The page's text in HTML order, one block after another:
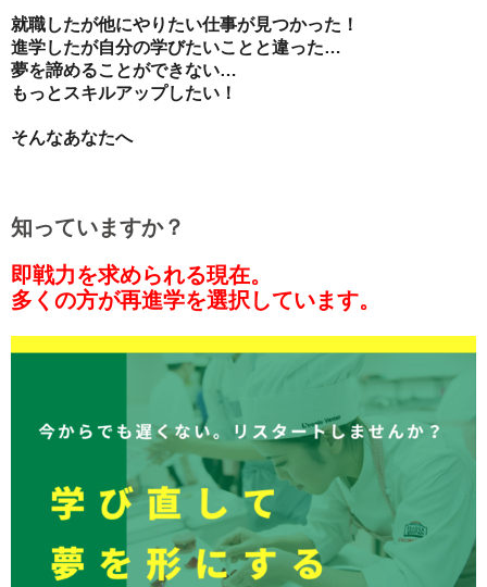
就職したが他にやりたい仕事が見つかった！
進学したが自分の学びたいことと違った…
夢を諦めることができない…
もっとスキルアップしたい！
そんなあなたへ
知っていますか？
即戦力を求められる現在。
多くの方が再進学を選択しています。